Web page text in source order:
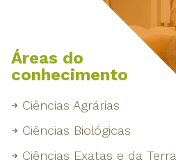
Áreas do
conhecimento
Ciências Agrárias
Ciências Biológicas
Ciências Exatas e da Terra